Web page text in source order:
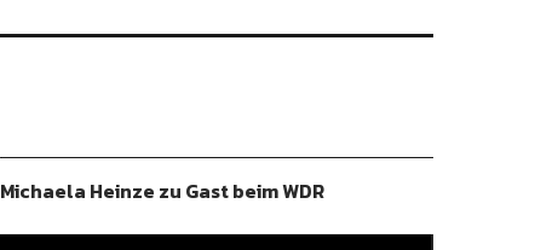
Michaela Heinze zu Gast beim WDR